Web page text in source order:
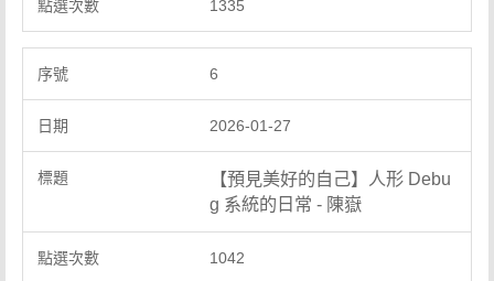
1335
6
2026-01-27
【預見美好的自己】人形 Debu
g 系統的日常 - 陳嶽
1042